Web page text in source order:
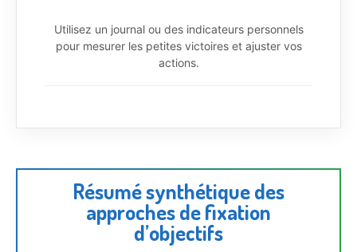
Utilisez un journal ou des indicateurs personnels
pour mesurer les petites victoires et ajuster vos
actions.
Résumé synthétique des
approches de fixation
d’objectifs